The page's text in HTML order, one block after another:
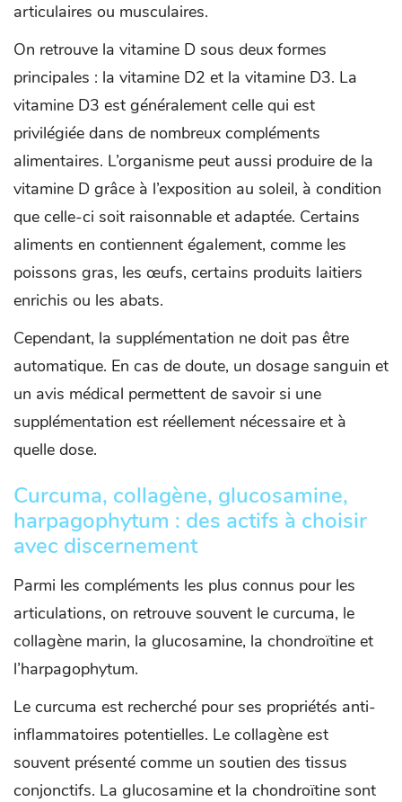
articulaires ou musculaires.
On retrouve la vitamine D sous deux formes
principales : la vitamine D2 et la vitamine D3. La
vitamine D3 est généralement celle qui est
privilégiée dans de nombreux compléments
alimentaires. L’organisme peut aussi produire de la
vitamine D grâce à l’exposition au soleil, à condition
que celle-ci soit raisonnable et adaptée. Certains
aliments en contiennent également, comme les
poissons gras, les œufs, certains produits laitiers
enrichis ou les abats.
Cependant, la supplémentation ne doit pas être
automatique. En cas de doute, un dosage sanguin et
un avis médical permettent de savoir si une
supplémentation est réellement nécessaire et à
quelle dose.
Curcuma, collagène, glucosamine,
harpagophytum : des actifs à choisir
avec discernement
Parmi les compléments les plus connus pour les
articulations, on retrouve souvent le curcuma, le
collagène marin, la glucosamine, la chondroïtine et
l’harpagophytum.
Le curcuma est recherché pour ses propriétés anti-
inflammatoires potentielles. Le collagène est
souvent présenté comme un soutien des tissus
conjonctifs. La glucosamine et la chondroïtine sont